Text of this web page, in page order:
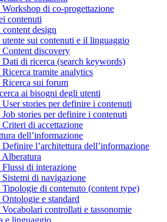
Workshop di co-progettazione
contenuti
content design
sui contenuti e il linguaggio
Content discovery
Dati di ricerca (search keywords)
Ricerca tramite analytics
Ricerca sui forum
ai bisogni degli utenti
User stories per definire i contenuti
stories per definire i contenuti
Criteri di accettazione
dell’informazione
Definire l’architettura dell’informazione
Alberatura
Flussi di interazione
Sistemi di navigazione
Tipologie di contenuto (content type)
e standard
Vocabolari controllati e tassonomie
e linguaggio